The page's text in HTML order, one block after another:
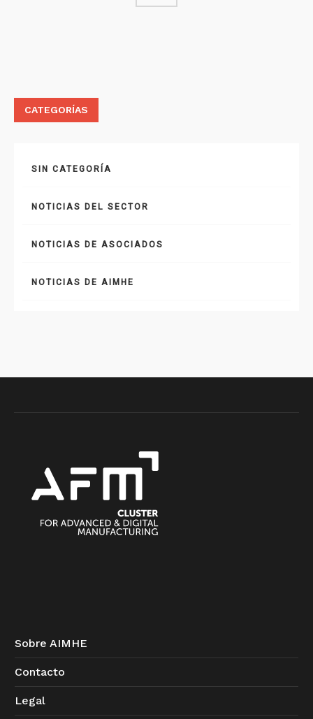
CATEGORÍAS
SIN CATEGORÍA
NOTICIAS DEL SECTOR
NOTICIAS DE ASOCIADOS
NOTICIAS DE AIMHE
Sobre AIMHE
Contacto
Legal